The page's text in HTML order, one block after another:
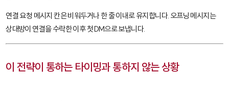
연결 요청 메시지 칸은 비워두거나 한 줄 이내로 유지합니다. 오프닝 메시지는
상대방이 연결을 수락한 이후 첫 DM으로 보냅니다.
이 전략이 통하는 타이밍과 통하지 않는 상황